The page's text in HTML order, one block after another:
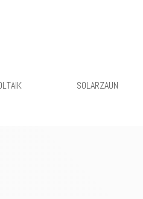
SOLARZAUN